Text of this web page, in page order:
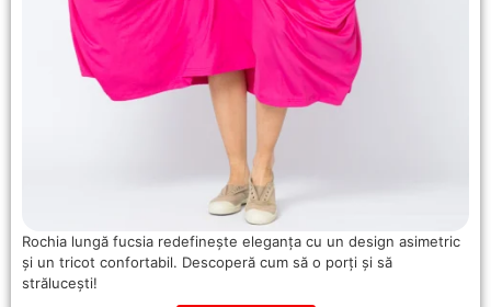
Rochia lungă fucsia redefinește eleganța cu un design asimetric
și un tricot confortabil. Descoperă cum să o porți și să
strălucești!